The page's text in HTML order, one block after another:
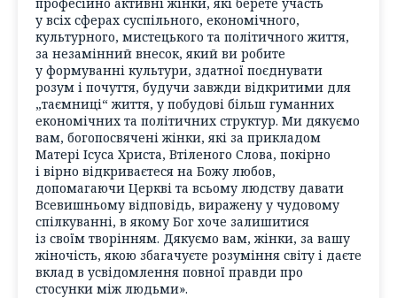
у всіх сферах суспільного, економічного,
культурного, мистецького та політичного життя,
за незамінний внесок, який ви робите
у формуванні культури, здатної поєднувати
розум і почуття, будучи завжди відкритими для
„таємниці“ життя, у побудові більш гуманних
економічних та політичних структур. Ми дякуємо
вам, богопосвячені жінки, які за прикладом
Матері Ісуса Христа, Втіленого Слова, покірно
і вірно відкриваєтеся на Божу любов,
допомагаючи Церкві та всьому людству давати
Всевишньому відповідь, виражену у чудовому
спілкуванні, в якому Бог хоче залишитися
із своїм творінням. Дякуємо вам, жінки, за вашу
жіночість, якою збагачуєте розуміння світу і даєте
вклад в усвідомлення повної правди про
стосунки між людьми».